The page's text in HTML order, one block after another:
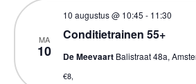
MA
10
Conditietrainen 55+
10 augustus @ 10:45 - 11:30
De Meevaart Balistraat 48a,
€8,